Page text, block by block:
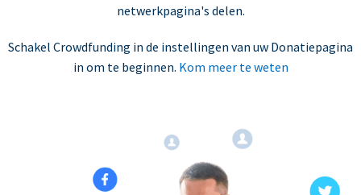
netwerkpagina's delen.
Schakel Crowdfunding in de instellingen van uw Donatiepagina
in om te beginnen. Kom meer te weten